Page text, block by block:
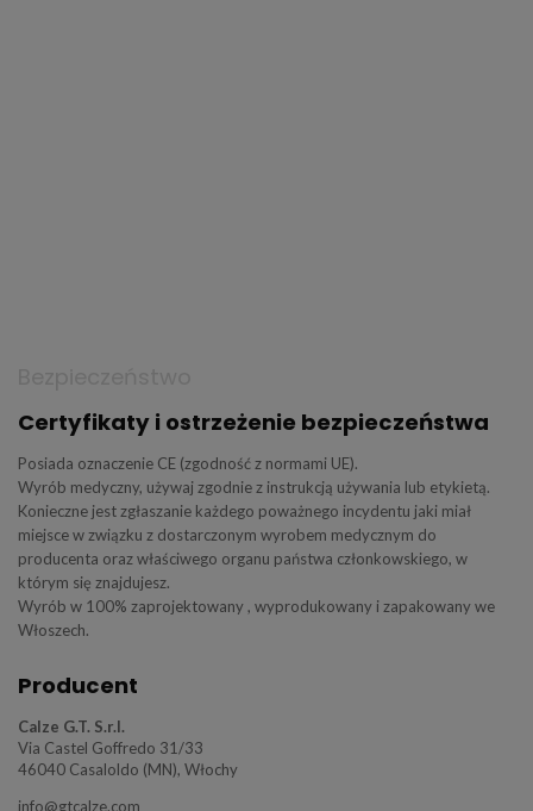
Certyfikaty i ostrzeżenie bezpieczeństwa
Posiada oznaczenie CE (zgodność z normami UE).
Wyrób medyczny, używaj zgodnie z instrukcją używania lub etykietą.
Konieczne jest zgłaszanie każdego poważnego incydentu jaki miał
miejsce w związku z dostarczonym wyrobem medycznym do
producenta oraz właściwego organu państwa członkowskiego, w
którym się znajdujesz.
Wyrób w 100% zaprojektowany , wyprodukowany i zapakowany we
Włoszech.
Producent
Calze G.T. S.r.l.
Via Castel Goffredo 31/33
46040 Casaloldo (MN), Włochy
info@gtcalze.com